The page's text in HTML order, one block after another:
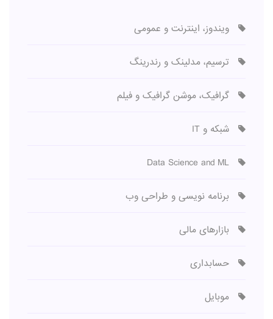
ویندوز، اینترنت و عمومی
ترسیم، مدلینک و رندرینگ
گرافیک، موشن گرافیک و فیلم
شبکه و IT
برنامه نویسی و طراحی وب
بازارهای مالی
حسابداری
موبایل